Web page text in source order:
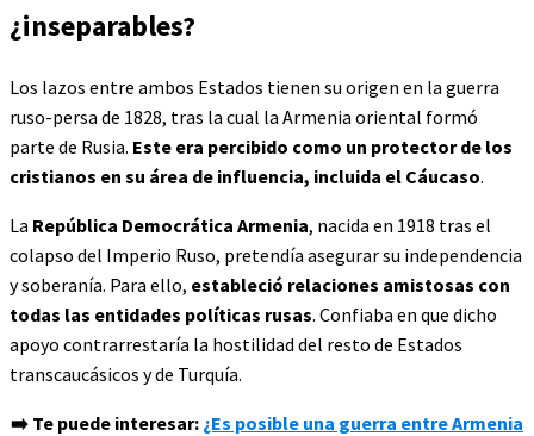
¿inseparables?
Los lazos entre ambos Estados tienen su origen en la guerra
ruso-persa de 1828, tras la cual la Armenia oriental formó
parte de Rusia. Este era percibido como un protector de los
cristianos en su área de influencia, incluida el Cáucaso.
La República Democrática Armenia, nacida en 1918 tras el
colapso del Imperio Ruso, pretendía asegurar su independencia
y soberanía. Para ello, estableció relaciones amistosas con
todas las entidades políticas rusas. Confiaba en que dicho
apoyo contrarrestaría la hostilidad del resto de Estados
transcaucásicos y de Turquía.
➡️ Te puede interesar: ¿Es posible una guerra entre Armenia